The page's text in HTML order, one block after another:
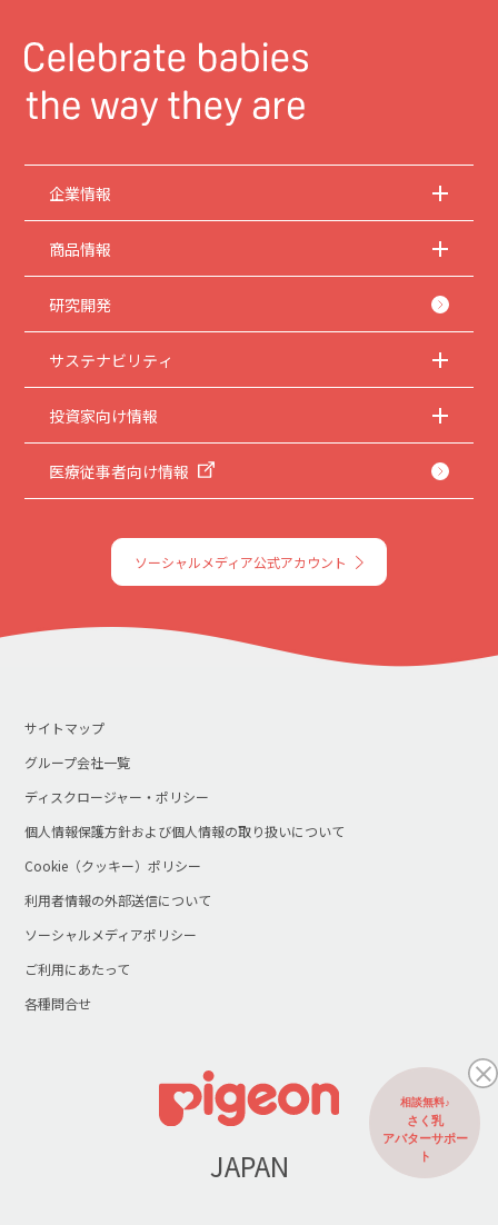
企業情報
商品情報
研究開発
サステナビリティ
投資家向け情報
医療従事者向け情報
ソーシャルメディア公式アカウント
サイトマップ
グループ会社一覧
ディスクロージャー・ポリシー
個人情報保護方針および個人情報の取り扱いについて
Cookie（クッキー）ポリシー
利用者情報の外部送信について
ソーシャルメディアポリシー
ご利用にあたって
各種問合せ
JAPAN
相談無料♪
さく乳
アバターサポー
ト